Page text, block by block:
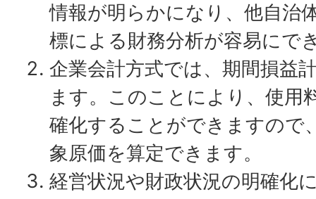
情報が明らかになり、他自治
標による財務分析が容易にで
企業会計方式では、期間損益
ます。このことにより、使用
確化することができますので
象原価を算定できます。
経営状況や財政状況の明確化